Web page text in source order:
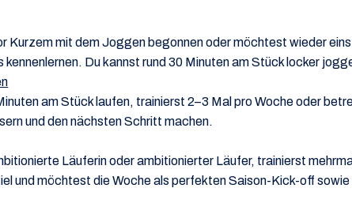
Kurzem mit dem Joggen begonnen oder möchtest wieder
Du kannst rund 30 Minuten am Stück locker
am Stück laufen, trainierst 2–3 Mal pro Woche oder
und den nächsten Schritt machen.
Läuferin oder ambitionierter Läufer, trainierst
und möchtest die Woche als perfekten Saison-Kick-off